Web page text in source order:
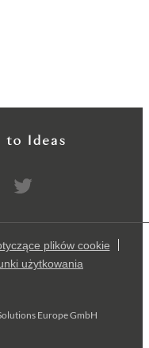
plików cookie
użytkowania
Europe GmbH